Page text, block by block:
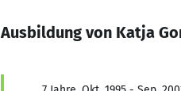
Ausbildung von Katja